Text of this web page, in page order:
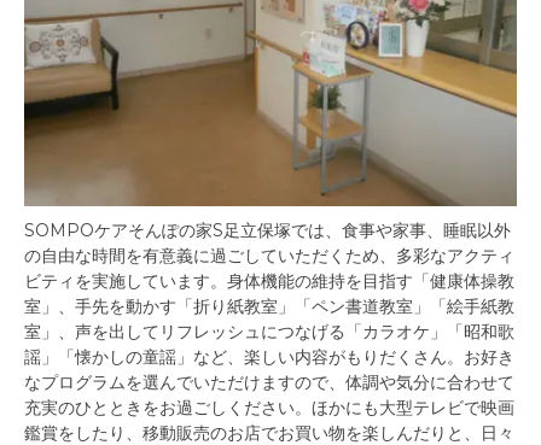
SOMPOケアそんぽの家S足立保塚では、食事や家事、睡眠以外
の自由な時間を有意義に過ごしていただくため、多彩なアクティ
ビティを実施しています。身体機能の維持を目指す「健康体操教
室」、手先を動かす「折り紙教室」「ペン書道教室」「絵手紙教
室」、声を出してリフレッシュにつなげる「カラオケ」「昭和歌
謡」「懐かしの童謡」など、楽しい内容がもりだくさん。お好き
なプログラムを選んでいただけますので、体調や気分に合わせて
充実のひとときをお過ごしください。ほかにも大型テレビで映画
鑑賞をしたり、移動販売のお店でお買い物を楽しんだりと、日々